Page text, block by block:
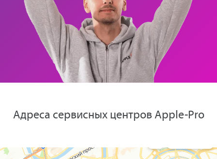
Адреса сервисных центров Apple-Pro